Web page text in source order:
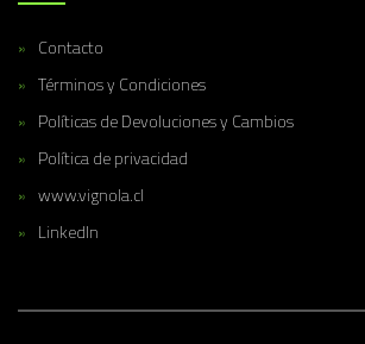
Contacto
Términos y Condiciones
Políticas de Devoluciones y Cambios
Política de privacidad
www.vignola.cl
LinkedIn